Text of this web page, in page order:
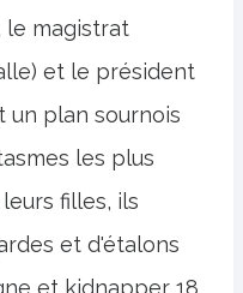
le magistrat
et le président
un plan sournois
les plus
filles, ils
et d'étalons
et kidnapper 18